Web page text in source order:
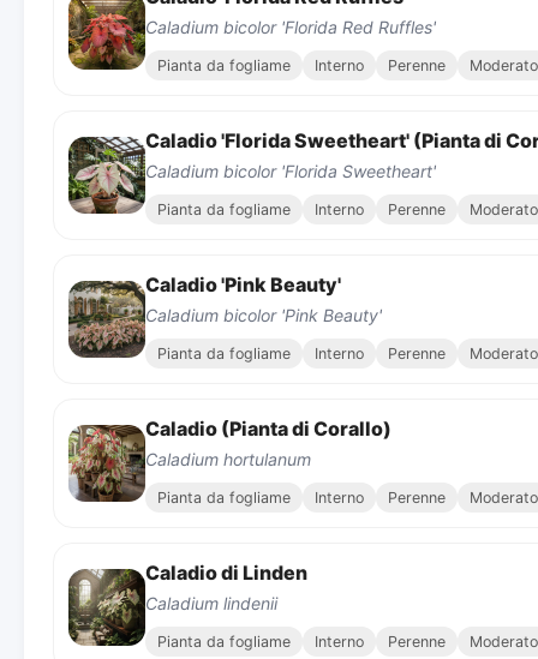
Caladium bicolor 'Florida Red Ruffles'
Pianta da fogliame Interno Perenne Moderato
Caladio 'Florida Sweetheart' (Pianta di
Caladium bicolor 'Florida Sweetheart'
Pianta da fogliame Interno Perenne Moderato
Caladio 'Pink Beauty'
Caladium bicolor 'Pink Beauty'
Pianta da fogliame Interno Perenne Moderato
Caladio (Pianta di Corallo)
Caladium hortulanum
Pianta da fogliame Interno Perenne Moderato
Caladio di Linden
Caladium lindenii
Pianta da fogliame Interno Perenne Moderato